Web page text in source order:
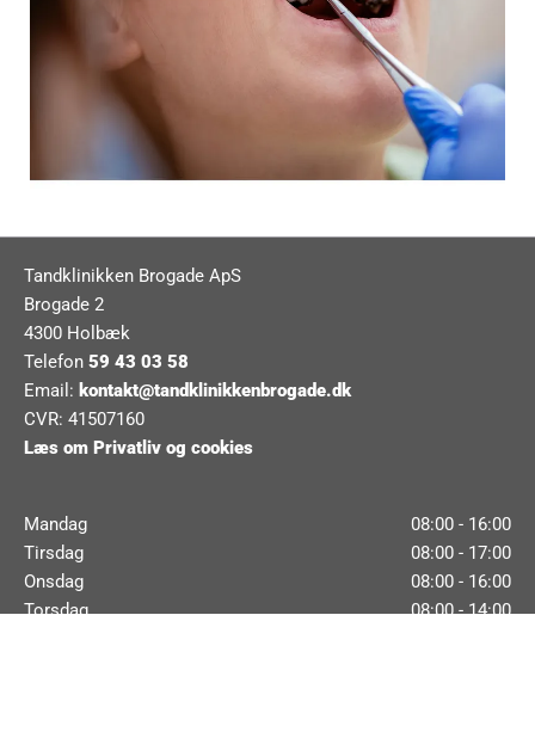
Tandklinikken Brogade ApS
Brogade 2
4300 Holbæk
Telefon 59 43 03 58
Email: kontakt@tandklinikkenbrogade.dk
CVR: 41507160
Læs om Privatliv og cookies
Mandag
08:00 - 16:00
Tirsdag
08:00 - 17:00
Onsdag
08:00 - 16:00
Torsdag
08:00 - 14:00